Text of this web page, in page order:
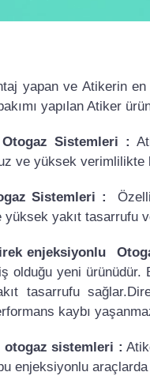
yapan ve Atikerin
yapılan Atiker
Sistemleri :
ve yüksek verimlilikte
Sistemleri :
yüksek yakıt tasarrufu
enjeksiyonlu
olduğu yeni
tasarrufu
kaybı
otogaz sistemleri :
enjeksiyonlu